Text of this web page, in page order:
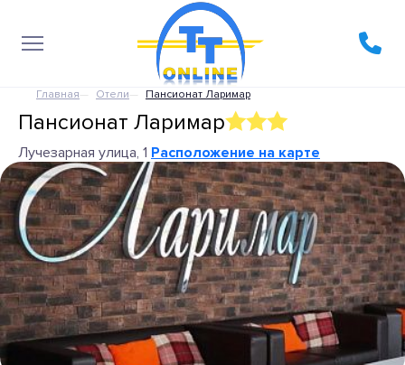
Главная Отели Пансионат Ларимар
Пансионат Ларимар
Лучезарная улица, 1 Расположение на карте